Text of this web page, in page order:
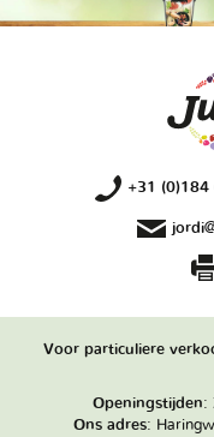
+31 (0)184
Voor particuliere
Openingstijden:
Ons adres: